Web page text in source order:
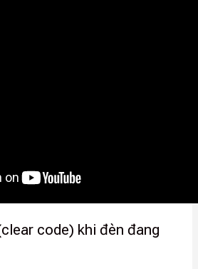
code) khi đèn đang